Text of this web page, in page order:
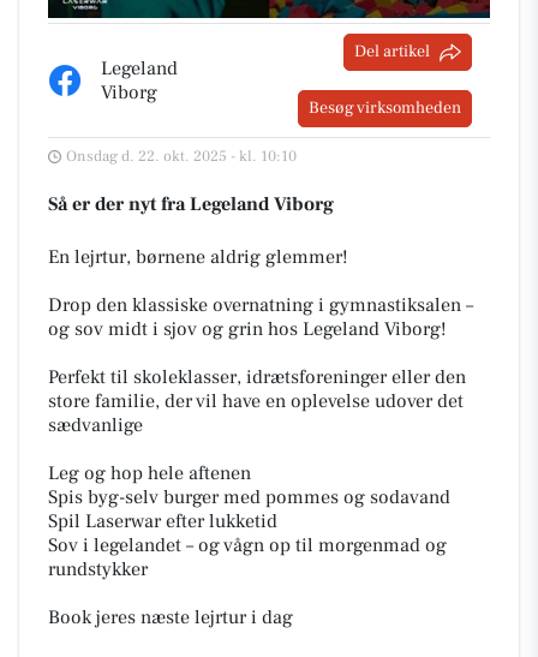
Legeland
Viborg
Del artikel
Besøg virksomheden
Onsdag d. 22. okt. 2025 - kl. 10:10
Så er der nyt fra Legeland Viborg
En lejrtur, børnene aldrig glemmer!
Drop den klassiske overnatning i gymnastiksalen –
og sov midt i sjov og grin hos Legeland Viborg!
Perfekt til skoleklasser, idrætsforeninger eller den
store familie, der vil have en oplevelse udover det
sædvanlige
Leg og hop hele aftenen
Spis byg-selv burger med pommes og sodavand
Spil Laserwar efter lukketid
Sov i legelandet – og vågn op til morgenmad og
rundstykker
Book jeres næste lejrtur i dag